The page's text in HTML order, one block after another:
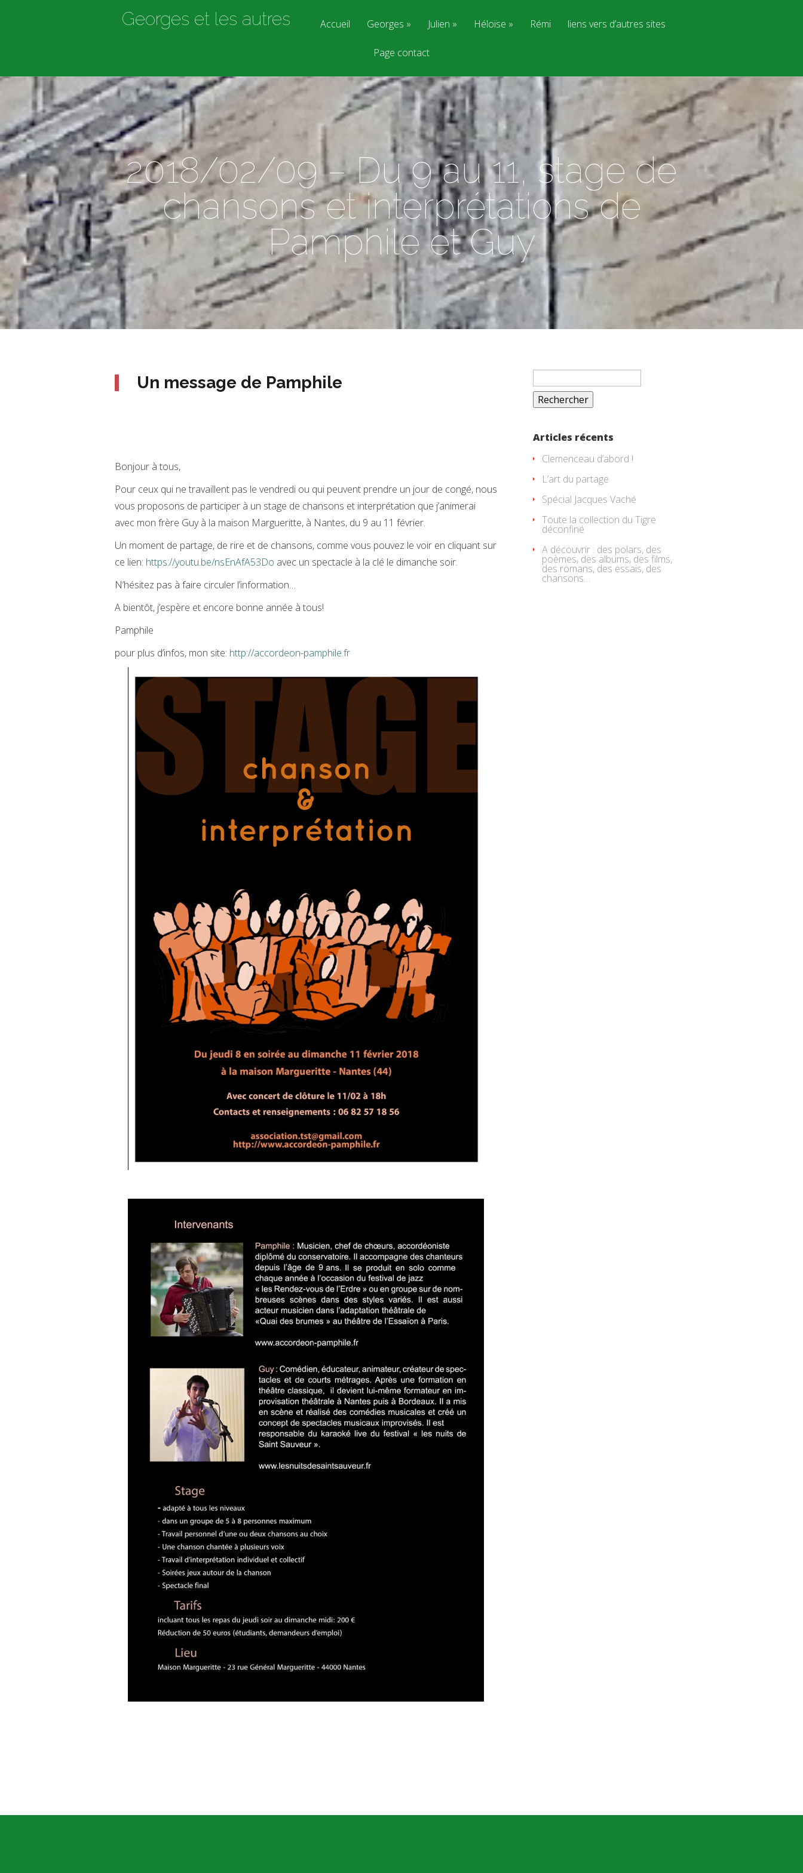
Georges et les autres Accueil Georges Julien Héloïse Rémi liens vers d’autres sites
Page contact
2018/02/09 – Du 9 au 11, stage de
chansons et interprétations de
Pamphile et Guy
Un message de Pamphile
Bonjour à tous,
Pour ceux qui ne travaillent pas le vendredi ou qui peuvent prendre un jour de congé, nous
vous proposons de participer à un stage de chansons et interprétation que j’animerai
avec mon frère Guy à la maison Margueritte, à Nantes, du 9 au 11 février.
Un moment de partage, de rire et de chansons, comme vous pouvez le voir en cliquant sur
ce lien: https://youtu.be/nsEnAfA53Do avec un spectacle à la clé le dimanche soir.
N’hésitez pas à faire circuler l’information…
A bientôt, j’espère et encore bonne année à tous!
Pamphile
pour plus d’infos, mon site: http://accordeon-pamphile.fr
Rechercher :
Articles récents
Clemenceau d’abord !
L’art du partage
Spécial Jacques Vaché
Toute la collection du Tigre
déconfiné
A découvrir : des polars, des
poèmes, des albums, des films,
des romans, des essais, des
chansons…